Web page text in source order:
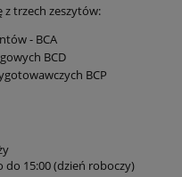
z trzech zeszytów:
- BCA
BCD
BCP
do 15:00 (dzień roboczy)